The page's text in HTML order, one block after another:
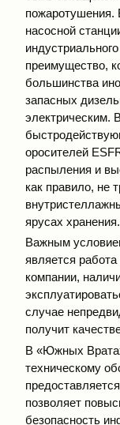
пожаротушения.
насосной
преимущество,
большинства
запасных
электрическим.
оросителей
распыления и
как правило, не
ярусах хранения.
Важным
является
компании,
случае
получит
В «Южных
техническому
позволяет
безопасность